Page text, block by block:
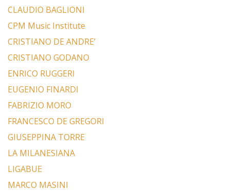
CLAUDIO BAGLIONI
CPM Music Institute
CRISTIANO DE ANDRE’
CRISTIANO GODANO
ENRICO RUGGERI
EUGENIO FINARDI
FABRIZIO MORO
FRANCESCO DE GREGORI
GIUSEPPINA TORRE
LA MILANESIANA
LIGABUE
MARCO MASINI